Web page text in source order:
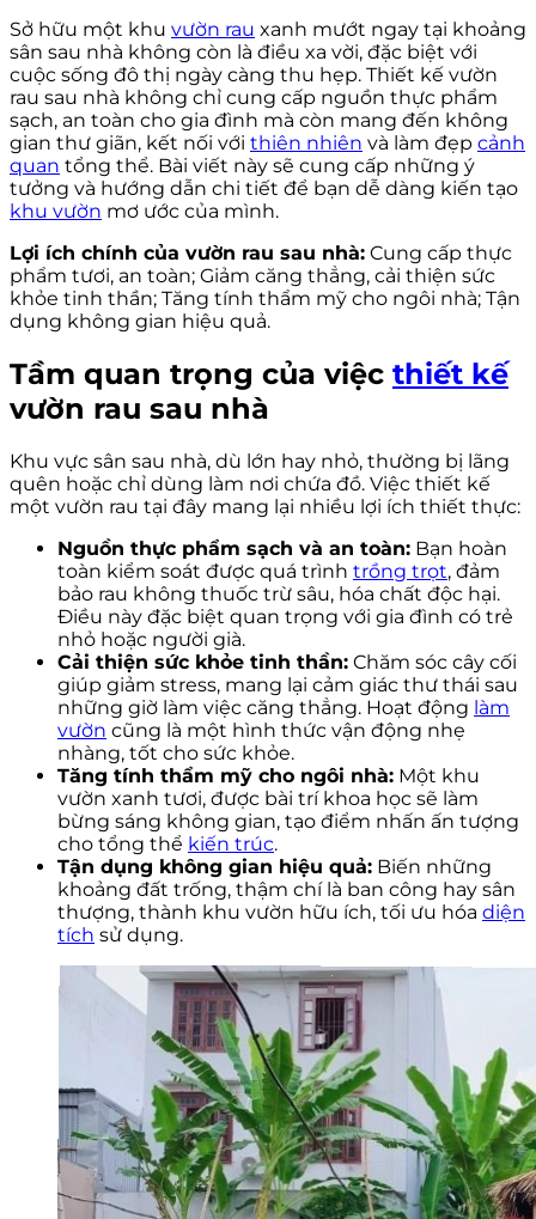
Sở hữu một khu vườn rau xanh mướt ngay tại khoảng
sân sau nhà không còn là điều xa vời, đặc biệt với
cuộc sống đô thị ngày càng thu hẹp. Thiết kế vườn
rau sau nhà không chỉ cung cấp nguồn thực phẩm
sạch, an toàn cho gia đình mà còn mang đến không
gian thư giãn, kết nối với thiên nhiên và làm đẹp cảnh
quan tổng thể. Bài viết này sẽ cung cấp những ý
tưởng và hướng dẫn chi tiết để bạn dễ dàng kiến tạo
khu vườn mơ ước của mình.
Lợi ích chính của vườn rau sau nhà: Cung cấp thực
phẩm tươi, an toàn; Giảm căng thẳng, cải thiện sức
khỏe tinh thần; Tăng tính thẩm mỹ cho ngôi nhà; Tận
dụng không gian hiệu quả.
Tầm quan trọng của việc thiết kế
vườn rau sau nhà
Khu vực sân sau nhà, dù lớn hay nhỏ, thường bị lãng
quên hoặc chỉ dùng làm nơi chứa đồ. Việc thiết kế
một vườn rau tại đây mang lại nhiều lợi ích thiết thực:
Nguồn thực phẩm sạch và an toàn: Bạn hoàn
toàn kiểm soát được quá trình trồng trọt, đảm
bảo rau không thuốc trừ sâu, hóa chất độc hại.
Điều này đặc biệt quan trọng với gia đình có trẻ
nhỏ hoặc người già.
Cải thiện sức khỏe tinh thần: Chăm sóc cây cối
giúp giảm stress, mang lại cảm giác thư thái sau
những giờ làm việc căng thẳng. Hoạt động làm
vườn cũng là một hình thức vận động nhẹ
nhàng, tốt cho sức khỏe.
Tăng tính thẩm mỹ cho ngôi nhà: Một khu
vườn xanh tươi, được bài trí khoa học sẽ làm
bừng sáng không gian, tạo điểm nhấn ấn tượng
cho tổng thể kiến trúc.
Tận dụng không gian hiệu quả: Biến những
khoảng đất trống, thậm chí là ban công hay sân
thượng, thành khu vườn hữu ích, tối ưu hóa diện
tích sử dụng.